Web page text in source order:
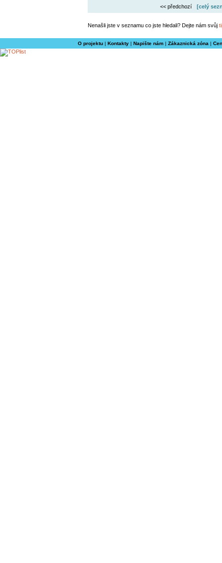
<< předchozí [celý
Nenašli jste v seznamu co jste hledali? Dejte nám svůj
O projektu| Kontakty| Napište nám| Zákaznická zóna |